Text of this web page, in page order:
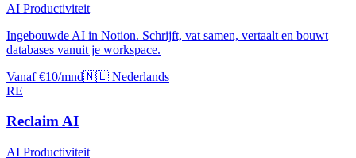
AI Productiviteit
Ingebouwde AI in Notion. Schrijft, vat samen, vertaalt en bouwt
databases vanuit je workspace.
Vanaf €10/mnd🇳🇱 Nederlands
RE
Reclaim AI
AI Productiviteit